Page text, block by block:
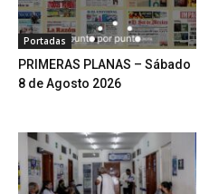
Portadas
PRIMERAS PLANAS – Sábado
8 de Agosto 2026